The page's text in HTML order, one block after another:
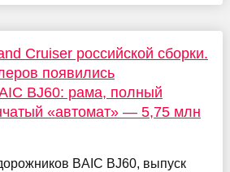
Cruiser российской сборки.
появились
BJ60: рама, полный
«автомат» — 5,75 млн
BAIC BJ60, выпуск